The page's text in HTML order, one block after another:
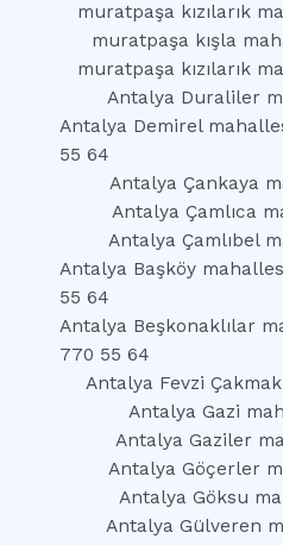
muratpaşa kızılarık
muratpaşa kışla
muratpaşa kızılarık
Antalya Duraliler
Antalya Demirel
55 64
Antalya Çankaya
Antalya Çamlıca
Antalya Çamlıbel
Antalya Başköy
55 64
Antalya Beşkonaklılar
770 55 64
Antalya Fevzi
Antalya Gazi
Antalya Gaziler
Antalya Göçerler
Antalya Göksu
Antalya Gülveren